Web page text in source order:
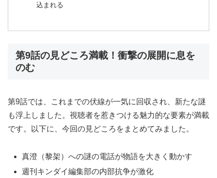
込まれる
第9話の見どころ満載！衝撃の展開に息を
のむ
第9話では、これまでの伏線が一気に回収され、新たな謎
も浮上しました。視聴者を惹きつける魅力的な要素が満載
です。以下に、今回の見どころをまとめてみました。
真澄（黎架）への謎の電話が物語を大きく動かす
週刊キンダイ編集部の内部抗争が激化